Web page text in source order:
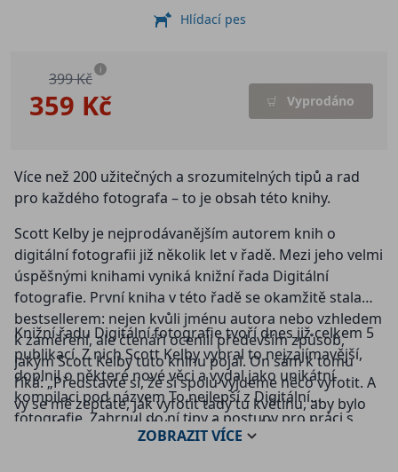
359 Kč
399 Kč i
Vyprodáno
Hlídací pes
Více než 200 užitečných a srozumitelných tipů a rad
pro každého fotografa – to je obsah této knihy.
Scott Kelby je nejprodávanějším autorem knih o
digitální fotografii již několik let v řadě. Mezi jeho velmi
úspěšnými knihami vyniká knižní řada Digitální
fotografie. První kniha v této řadě se okamžitě stala
bestsellerem: nejen kvůli jménu autora nebo vzhledem
k zaměření, ale čtenáři ocenili především způsob,
jakým Scott Kelby tuto knihu pojal. On sám k tomu
říká: „Představte si, že si spolu vyjdeme něco vyfotit. A
vy se mě zeptáte, jak vyfotit tady tu květinu, aby bylo
pozadí rozmazané. Nebudu vám povídat o hloubce
ostrosti a rozptylovém kroužku a podobné technické
Knižní řadu Digitální fotografie tvoří dnes již celkem 5
publikací. Z nich Scott Kelby vybral to nejzajímavější,
doplnil o některé nové věci a vydal jako unikátní
kompilaci pod názvem To nejlepší z Digitální
fotografie. Zahrnul do ní tipy a postupy pro práci s
bleskem, kapitolu toho nejdůležitějšího o objektivech,
ZOBRAZITVÍCE